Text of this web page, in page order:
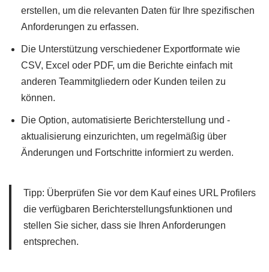
erstellen, um die relevanten Daten für Ihre spezifischen
Anforderungen zu erfassen.
Die Unterstützung verschiedener Exportformate wie
CSV, Excel oder PDF, um die Berichte einfach mit
anderen Teammitgliedern oder Kunden teilen zu
können.
Die Option, automatisierte Berichterstellung und -
aktualisierung einzurichten, um regelmäßig über
Änderungen und Fortschritte informiert zu werden.
Tipp: Überprüfen Sie vor dem Kauf eines URL Profilers
die verfügbaren Berichterstellungsfunktionen und
stellen Sie sicher, dass sie Ihren Anforderungen
entsprechen.